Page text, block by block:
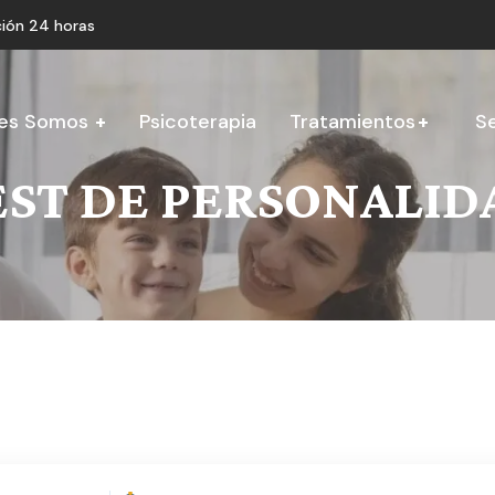
24 horas
Somos Psicoterapia Tratamientos
DE